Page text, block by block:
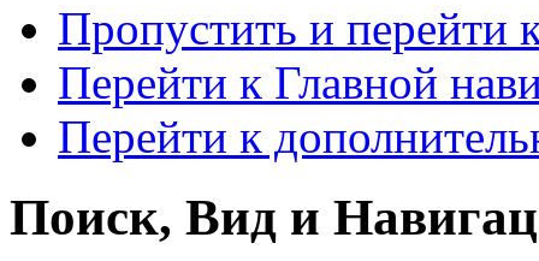
Пропустить и перейти
Перейти к Главной
Перейти к
Поиск, Вид и